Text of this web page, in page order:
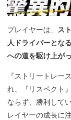
プレイヤーは、
ス
人ドライバーとな
への道を駆け上が
『ストリートレー
れ、『リスペクト
ならず、勝利して
レイヤーの成長に